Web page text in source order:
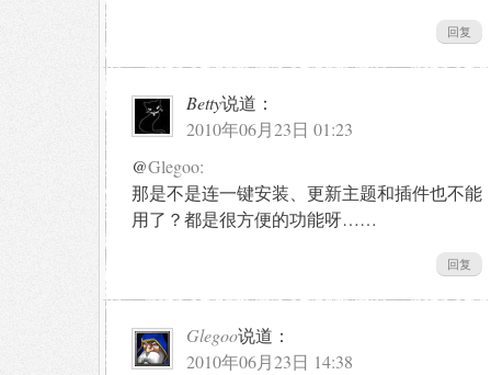
回复
Betty说道：
2010年06月23日 01:23
@Glegoo:
那是不是连一键安装、更新主题和插件也不能
用了？都是很方便的功能呀……
回复
Glegoo说道：
2010年06月23日 14:38